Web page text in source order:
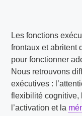
Les fonctions
frontaux et abritent
pour fonctionner
Nous retrouvons
exécutives :
flexibilité cognitive,
l’activation et la